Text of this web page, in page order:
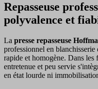
Repasseuse
polyvalence et
La presse repasseuse
professionnel en blanchisserie
rapide et homogène. Dans les
entretenue et peu servie
en état lourde ni